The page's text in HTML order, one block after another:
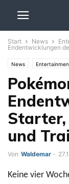
Start News
Endentwicklungen
News
und
Von Waldemar -
Keine vier